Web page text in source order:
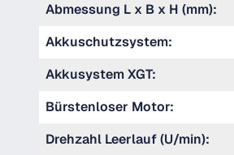
Abmessung L x B x H (mm):
Akkuschutzsystem:
Akkusystem XGT:
Bürstenloser Motor:
Drehzahl Leerlauf (U/min):